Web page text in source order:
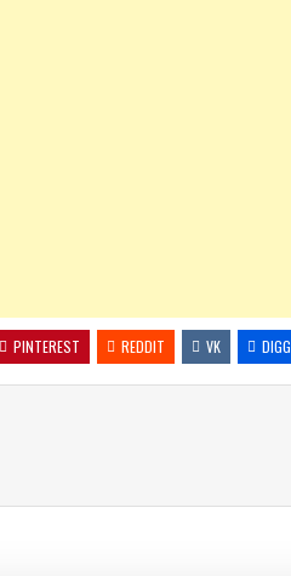
PINTEREST REDDIT VK DIGG